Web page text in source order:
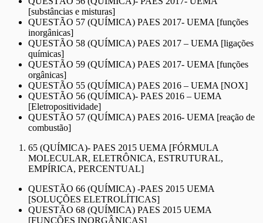
[substâncias e misturas]
QUESTÃO 57 (QUÍMICA) PAES 2017- UEMA [funções
inorgânicas]
QUESTÃO 58 (QUÍMICA) PAES 2017 – UEMA [ligações
químicas]
QUESTÃO 59 (QUÍMICA) PAES 2017- UEMA [funções
orgânicas]
QUESTÃO 55 (QUÍMICA) PAES 2016 – UEMA [NOX]
QUESTÃO 56 (QUÍMICA)- PAES 2016 – UEMA
[Eletropositividade]
QUESTÃO 57 (QUÍMICA) PAES 2016- UEMA [reação de
combustão]
65 (QUÍMICA)- PAES 2015 UEMA [FÓRMULA
MOLECULAR, ELETRÔNICA, ESTRUTURAL,
EMPÍRICA, PERCENTUAL]
QUESTÃO 66 (QUÍMICA) -PAES 2015 UEMA
[SOLUÇÕES ELETROLÍTICAS]
QUESTÃO 68 (QUÍMICA) PAES 2015 UEMA
[FUNÇÕES INORGÂNICAS]